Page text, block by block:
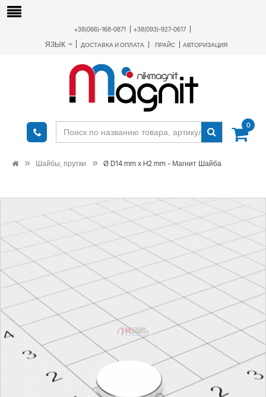
+38(066)-168-0871 +38(093)-927-0617
ЯЗЫК ДОСТАВКА И ОПЛАТА ПРАЙС АВТОРИЗАЦИЯ
0
Шайбы, прутки Ø D14 mm х H2 mm - Магнит Шайба